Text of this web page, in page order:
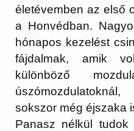
életévemben az első
a Honvédban.
hónapos kezelést
fájdalmak, amik
különböző
sokszor még éjszaka
Panasz nélkül